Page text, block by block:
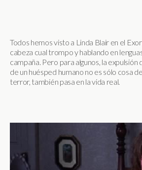
Todos hemos visto a Linda Blair en el
cabeza cual trompo y hablando en
campaña. Pero para algunos, la expulsión
de un huésped humano no es sólo cosa
terror, también pasa en la vida real.